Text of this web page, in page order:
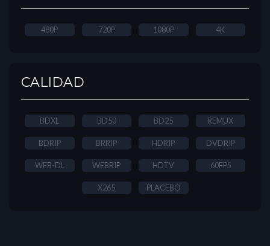
480P 720P 1080P 4K
CALIDAD
BDXL BD50 BD25 REMUX
BDRIP BRRIP HDRIP DVDRIP
WEB-DL WEBRIP HDTV 60FPS
X265 PLACEBO